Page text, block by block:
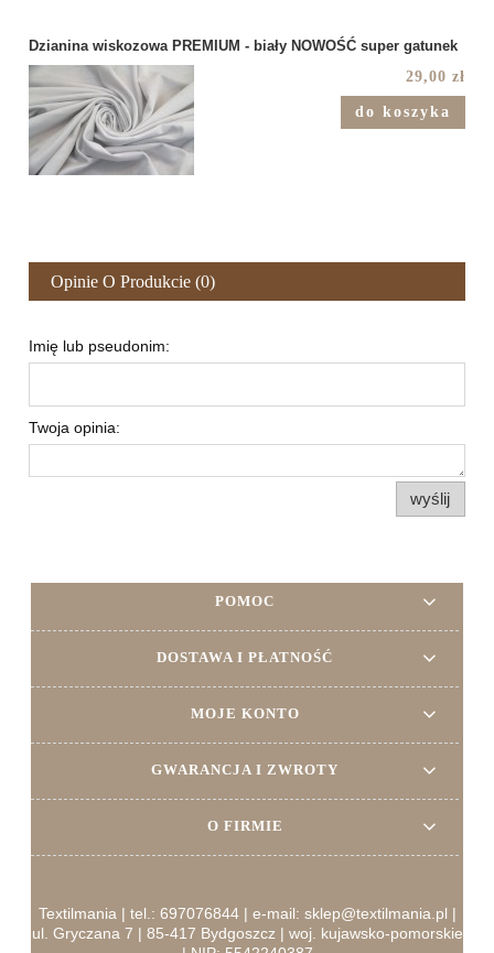
Dzianina wiskozowa PREMIUM - biały NOWOŚĆ super gatunek
29,00 zł
do koszyka
Opinie O Produkcie (0)
Imię lub pseudonim:
Twoja opinia:
wyślij
POMOC
DOSTAWA I PŁATNOŚĆ
MOJE KONTO
GWARANCJA I ZWROTY
O FIRMIE
Textilmania | tel.: 697076844 | e-mail: sklep@textilmania.pl |
ul. Gryczana 7 | 85-417 Bydgoszcz | woj. kujawsko-pomorskie